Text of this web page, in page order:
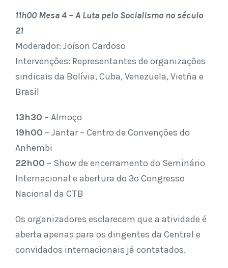
11h00 Mesa 4 – A Luta pelo Socialismo no século
21
Moderador: Joíson Cardoso
Intervenções: Representantes de organizações
sindicais da Bolívia, Cuba, Venezuela, Vietña e
Brasil
13h30 – Almoço
19h00 – Jantar – Centro de Convenções do
Anhembi
22h00 – Show de encerramento do Seminário
Internacional e abertura do 3º Congresso
Nacional da CTB
Os organizadores esclarecem que a atividade é
aberta apenas para os dirigentes da Central e
convidados internacionais já contatados.